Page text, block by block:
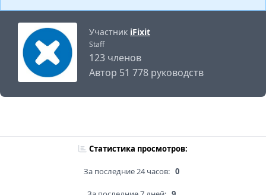
Участник iFixit
Staff
123 членов
Автор 51 778 руководств
Статистика просмотров:
За последние 24 часов: 0